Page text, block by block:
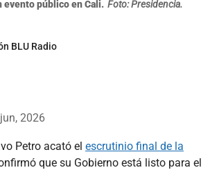
evento público en Cali. Foto: Presidencia.
BLU Radio
2026
Petro acató el escrutinio final de la
que su Gobierno está listo para el